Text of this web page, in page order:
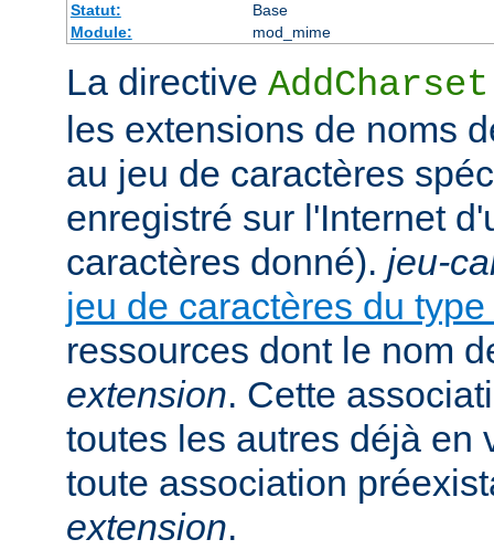
Statut:
Base
Module:
mod_mime
La directive AddCharset
les extensions de noms
au jeu de caractères
enregistré sur l'Internet
caractères donné). jeu-
jeu de caractères du
ressources dont le nom
extension. Cette
toutes les autres déjà en
toute association
extension.